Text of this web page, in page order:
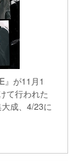
』が11月1
て行われた
成、4/23に